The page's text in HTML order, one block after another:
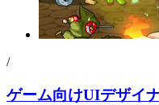
/
ゲーム向けUIデザイ